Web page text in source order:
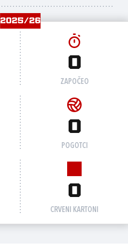
2025/26
0
ZAPOČEO
0
POGOTCI
0
CRVENI KARTONI